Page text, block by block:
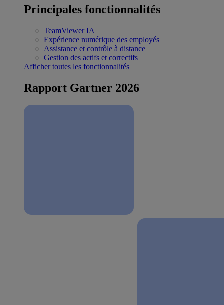
Principales fonctionnalités
TeamViewer IA
Expérience numérique des employés
Assistance et contrôle à distance
Gestion des actifs et correctifs
Afficher toutes les fonctionnalités
Rapport Gartner 2026